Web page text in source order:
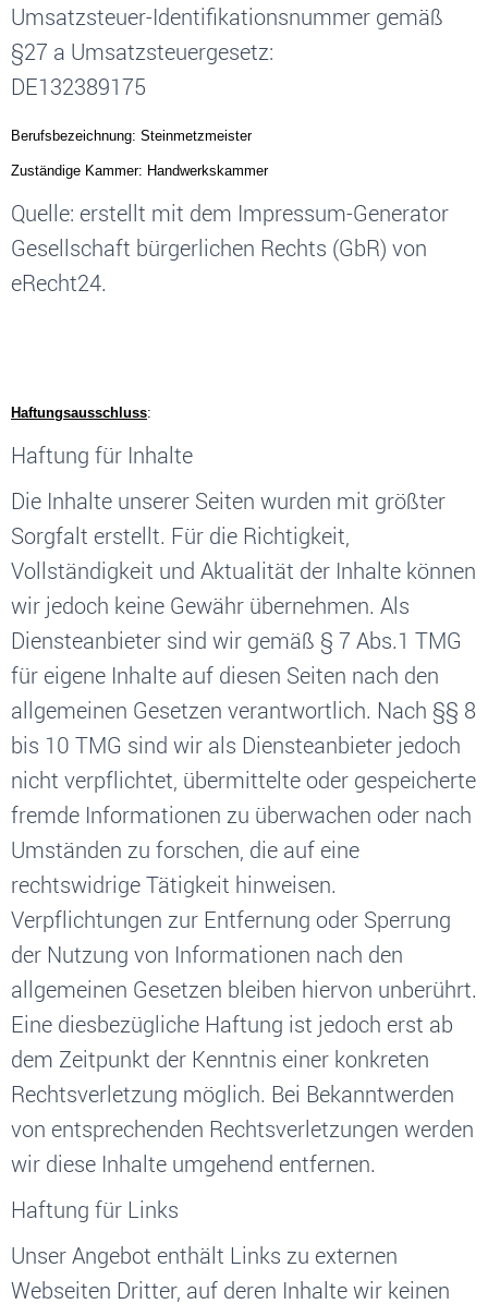
Umsatzsteuer-Identifikationsnummer gemäß
§27 a Umsatzsteuergesetz:
DE132389175
Berufsbezeichnung: Steinmetzmeister
Zuständige Kammer: Handwerkskammer
Quelle: erstellt mit dem Impressum-Generator
Gesellschaft bürgerlichen Rechts (GbR) von
eRecht24.
Haftungsausschluss:
Haftung für Inhalte
Die Inhalte unserer Seiten wurden mit größter
Sorgfalt erstellt. Für die Richtigkeit,
Vollständigkeit und Aktualität der Inhalte können
wir jedoch keine Gewähr übernehmen. Als
Diensteanbieter sind wir gemäß § 7 Abs.1 TMG
für eigene Inhalte auf diesen Seiten nach den
allgemeinen Gesetzen verantwortlich. Nach §§ 8
bis 10 TMG sind wir als Diensteanbieter jedoch
nicht verpflichtet, übermittelte oder gespeicherte
fremde Informationen zu überwachen oder nach
Umständen zu forschen, die auf eine
rechtswidrige Tätigkeit hinweisen.
Verpflichtungen zur Entfernung oder Sperrung
der Nutzung von Informationen nach den
allgemeinen Gesetzen bleiben hiervon unberührt.
Eine diesbezügliche Haftung ist jedoch erst ab
dem Zeitpunkt der Kenntnis einer konkreten
Rechtsverletzung möglich. Bei Bekanntwerden
von entsprechenden Rechtsverletzungen werden
wir diese Inhalte umgehend entfernen.
Haftung für Links
Unser Angebot enthält Links zu externen
Webseiten Dritter, auf deren Inhalte wir keinen